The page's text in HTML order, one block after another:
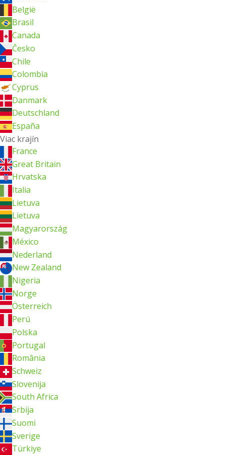
België
Brasil
Canada
Česko
Chile
Colombia
Cyprus
Danmark
Deutschland
España
Viac krajín
France
Great Britain
Hrvatska
Italia
Lietuva
Lietuva
Magyarország
México
Nederland
New Zealand
Nigeria
Norge
Österreich
Perú
Polska
Portugal
România
Schweiz
Slovenija
South Africa
Srbija
Suomi
Sverige
Türkiye